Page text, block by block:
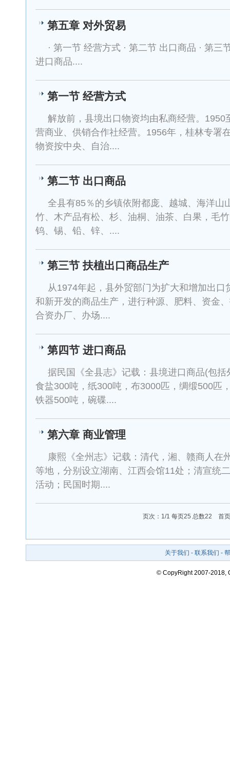
第五章 对外贸易
· 第一节 经营方式 · 第二节 出口商品 · 第三
进口商品....
第一节 经营方式
解放前，县境出口物资均由私商经营。
营商业、供销合作社经营。1956年，桂林专署
物资按中央、自治....
第二节 出口商品
全县有85％的乡镇依附都庞、越城、海洋山
竹、木产品有松、杉、油桐、油茶、白果，毛
钨、锡、铅、锌、....
第三节 扶植出口商品生产
从1974年起，县外贸部门为扩大和增加出
和新开发的商品生产，进行种源、肥料、资金
合资办厂、办场....
第四节 进口商品
据民国《全县志》记载：县境进口商品(包
食盐300吨，纸300吨，布3000匹，绸缎500匹
铁器500吨，碗碟....
第六章 商业管理
康熙《全州志》记载：清代，湘、赣商人在
等地，分别设立湖南、江西会馆11处；清宣统
活动；民国时期....
页次：1/1 每页25 总数22 首
关于我们 - 联系我们 -
© CopyRight 2007-2018,